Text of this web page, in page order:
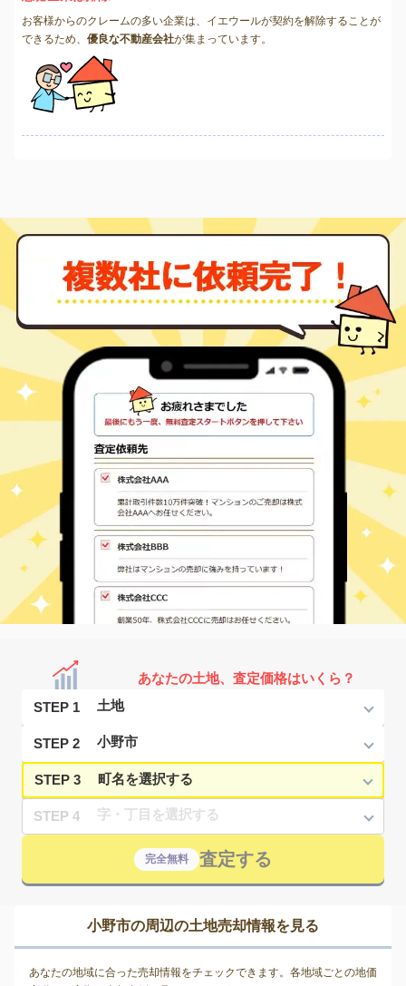
お客様からのクレームの多い企業は、イエウールが契約を解除することが
できるため、 優良な不動産会社が集まっています。
あなたの土地、査定価格はいくら？
STEP 1
STEP 2
STEP 3
STEP 4
完全無料 査定する
小野市の周辺の土地売却情報を見る
あなたの地域に合った売却情報をチェックできます。各地域ごとの地価